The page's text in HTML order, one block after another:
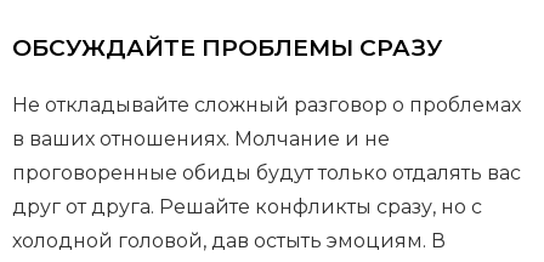
ОБСУЖДАЙТЕ ПРОБЛЕМЫ СРАЗУ
Не откладывайте сложный разговор о проблемах
в ваших отношениях. Молчание и не
проговоренные обиды будут только отдалять вас
друг от друга. Решайте конфликты сразу, но с
холодной головой, дав остыть эмоциям. В